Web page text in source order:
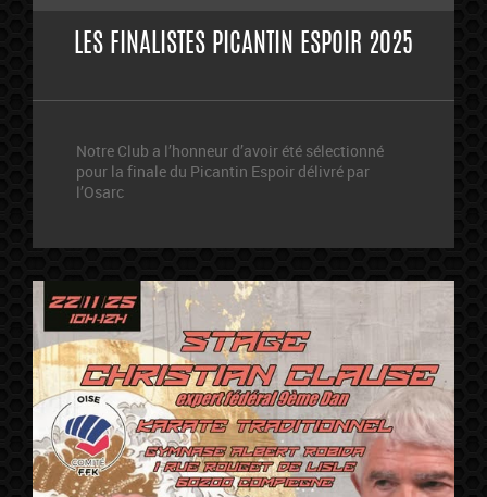
LES FINALISTES PICANTIN ESPOIR 2025
Notre Club a l’honneur d’avoir été sélectionné
pour la finale du Picantin Espoir délivré par
l’Osarc